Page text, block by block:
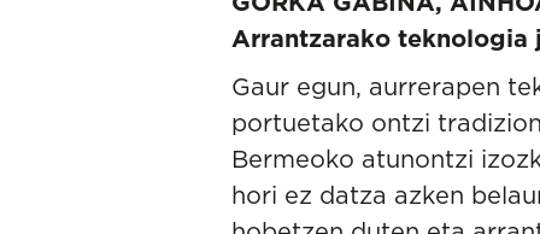
Arrantzarako teknologia
Gaur egun, aurrerapen
portuetako ontzi
Bermeoko atunontzi
hori ez datza azken